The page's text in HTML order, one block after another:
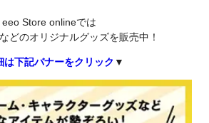
eeo Store onlineでは
どのオリジナルグッズを販売中！
は下記バナーをクリック ▼